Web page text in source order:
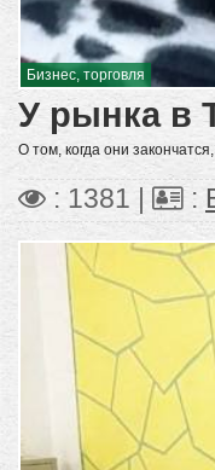
Бизнес, торговля
У рынка в
О том, когда они
: 1381 | :